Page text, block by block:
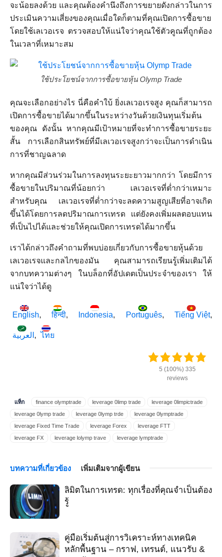
จะน้อยลงด้วย และคุณต้องคำนึงถึงการขยายดังกล่าวในการ
ประเมินความเสี่ยงของคุณเมื่อใดก็ตามที่คุณเปิดการซื้อขาย
โดยใช้เลเวอเรจ ตรวจสอบให้แน่ใจว่าคุณใช้ตัวคูณที่ถูกต้อง
ในเวลาที่เหมาะสม
ใช้ประโยชน์จากการซื้อขายหุ้น Olymp Trade
คุณจะเลือกอย่างไร นี่คือคำใบ้ ยิ่งเลเวอเรจสูง คุณก็สามารถ
เปิดการซื้อขายได้มากขึ้นในระหว่างวันด้วยเงินทุนเริ่มต้น
ของคุณ ดังนั้น หากคุณมีเป้าหมายที่จะทำการซื้อขายระยะ
สั้น การเลือกสินทรัพย์ที่มีเลเวอเรจสูงกว่าจะเป็นการดำเนิน
การที่ชาญฉลาด
หากคุณมีส่วนร่วมในการลงทุนระยะยาวมากกว่า โดยมีการ
ซื้อขายในปริมาณที่น้อยกว่า เลเวอเรจที่ต่ำกว่าเหมาะ
สำหรับคุณ เลเวอเรจที่ต่ำกว่าจะลดความสูญเสียที่อาจเกิด
ขึ้นได้โดยการลดปริมาณการเทรด แต่ยังคงเพิ่มผลตอบแทน
ที่เป็นไปได้และช่วยให้คุณเปิดการเทรดได้มากขึ้น
เราได้กล่าวถึงคำถามที่พบบ่อยเกี่ยวกับการซื้อขายหุ้นด้วย
เลเวอเรจและกลไกของมัน คุณสามารถเรียนรู้เพิ่มเติมได้
จากบทความต่างๆ ในบล็อกที่อัปเดตเป็นประจำของเรา ให้
แน่ใจว่าได้ดู
English हिन्दी Indonesia Português Tiếng Việt
العربية ไทย
5 (100%) 335
reviews
แท็ก finance olymptrade leverage 0limp trade
leverage 0limpictrade
leverage 0lymp trade
leverage 0lymp trde
leverage 0lymptrade
leverage Fixed Time Trade
leverage Forex
leverage FTT
leverage FX
leverage lolymp trave
leverage lymptrade
leverage olimptrade
leverage olimpy trade
leverage olimtrade
leverage olimtrate
leverage olip trade
leverage olmpiya trade
leverage olmptrade
leverage olumtrade
leverage oluptrade
leverage oly trade
leverage olym trade
leverage olym tráe
leverage olymatrade
บทความที่เกี่ยวข้อง เพิ่มเติมจากผู้เขียน
ลิมิตในการเทรด: ทุกเรื่องที่คุณจำเป็นต้อง
รู้
คู่มือเริ่มต้นสู่การวิเคราะห์ทางเทคนิค
หลักพื้นฐาน – กราฟ, เทรนด์, แนวรับ &